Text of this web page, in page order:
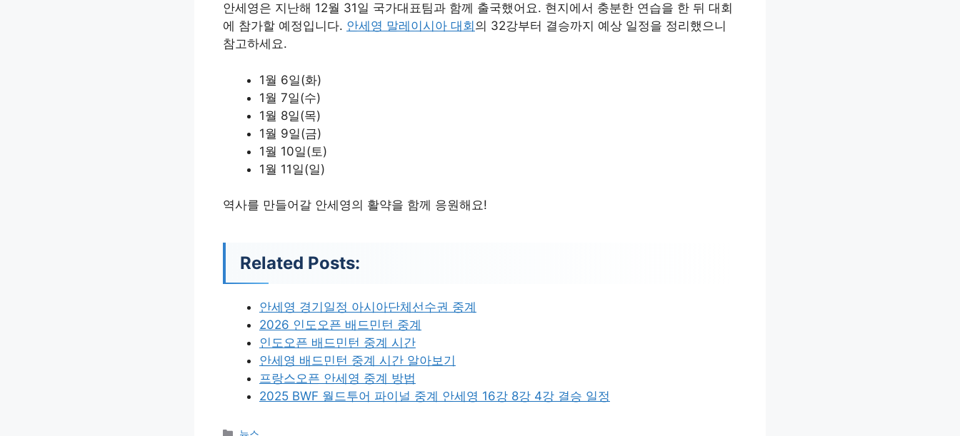
안세영은 지난해 12월 31일 국가대표팀과 함께 출국했어요. 현지에서 충분한 연습을 한 뒤 대회
에 참가할 예정입니다. 안세영 말레이시아 대회 의 32강부터 결승까지 예상 일정을 정리했으니
참고하세요.
1월 6일(화)
1월 7일(수)
1월 8일(목)
1월 9일(금)
1월 10일(토)
1월 11일(일)
역사를 만들어갈 안세영의 활약을 함께 응원해요!
Related Posts:
안세영 경기일정 아시아단체선수권 중계
2026 인도오픈 배드민턴 중계
인도오픈 배드민턴 중계 시간
안세영 배드민턴 중계 시간 알아보기
프랑스오픈 안세영 중계 방법
2025 BWF 월드투어 파이널 중계 안세영 16강 8강 4강 결승 일정
카